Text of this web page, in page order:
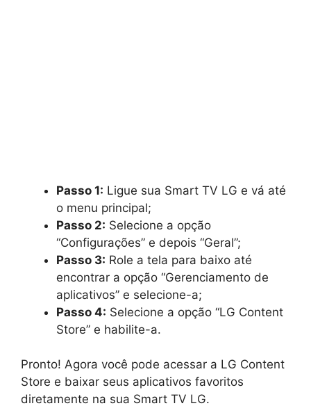
Passo 1: Ligue sua Smart TV LG e vá até
o menu principal;
Passo 2: Selecione a opção
“Configurações” e depois “Geral”;
Passo 3: Role a tela para baixo até
encontrar a opção “Gerenciamento de
aplicativos” e selecione-a;
Passo 4: Selecione a opção “LG Content
Store” e habilite-a.
Pronto! Agora você pode acessar a LG Content
Store e baixar seus aplicativos favoritos
diretamente na sua Smart TV LG.